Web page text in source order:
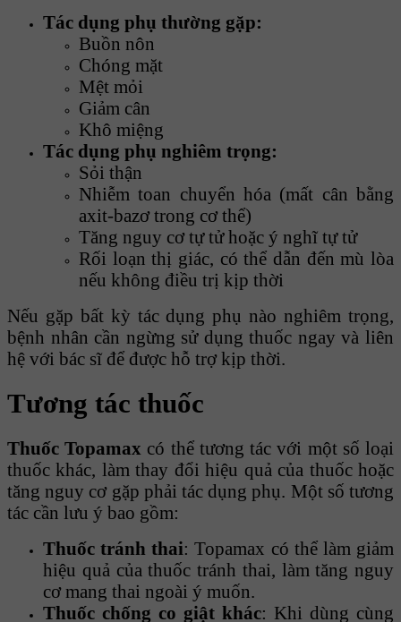
Tác dụng phụ thường gặp:
Buồn nôn
Chóng mặt
Mệt mỏi
Giảm cân
Khô miệng
Tác dụng phụ nghiêm trọng:
Sỏi thận
Nhiễm toan chuyển hóa (mất cân bằng
axit-bazơ trong cơ thể)
Tăng nguy cơ tự tử hoặc ý nghĩ tự tử
Rối loạn thị giác, có thể dẫn đến mù lòa
nếu không điều trị kịp thời
Nếu gặp bất kỳ tác dụng phụ nào nghiêm trọng,
bệnh nhân cần ngừng sử dụng thuốc ngay và liên
hệ với bác sĩ để được hỗ trợ kịp thời.
Tương tác thuốc
Thuốc Topamax có thể tương tác với một số loại
thuốc khác, làm thay đổi hiệu quả của thuốc hoặc
tăng nguy cơ gặp phải tác dụng phụ. Một số tương
tác cần lưu ý bao gồm:
Thuốc tránh thai: Topamax có thể làm giảm
hiệu quả của thuốc tránh thai, làm tăng nguy
cơ mang thai ngoài ý muốn.
Thuốc chống co giật khác: Khi dùng cùng